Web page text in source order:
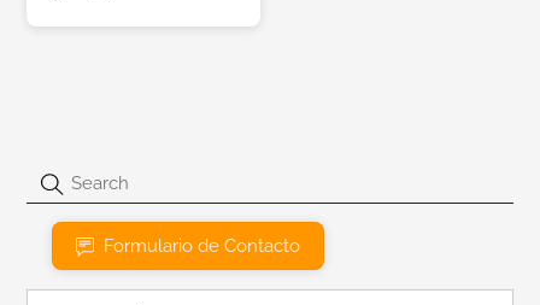
Formulario de Contacto